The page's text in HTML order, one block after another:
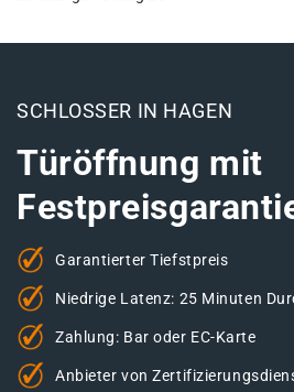
SCHLOSSER IN HAGEN
Türöffnung mit
Garantierter Tiefstpreis
Niedrige Latenz: 25 Minuten
Zahlung: Bar oder EC-Karte
Anbieter von